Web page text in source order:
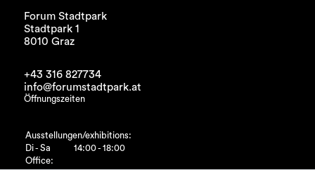
Forum Stadtpark
Stadtpark 1
8010 Graz
+43 316 827734
info@forumstadtpark.at
Öffnungszeiten
Ausstellungen/exhibitions:
Di - Sa
14:00 - 18:00
Office: